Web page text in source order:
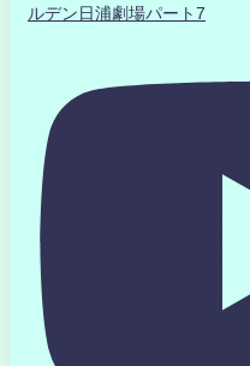
ルデン日浦劇場パート7